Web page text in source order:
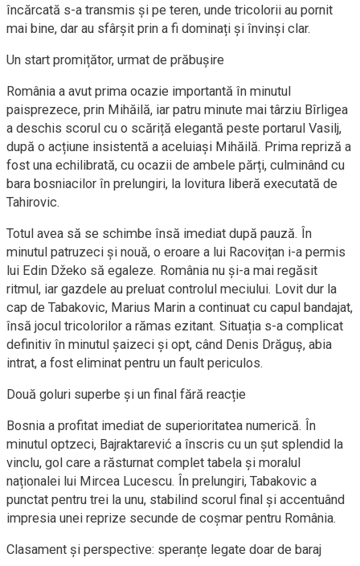
încărcată s-a transmis și pe teren, unde tricolorii au pornit
mai bine, dar au sfârșit prin a fi dominați și învinși clar.
Un start promițător, urmat de prăbușire
România a avut prima ocazie importantă în minutul
paisprezece, prin Mihăilă, iar patru minute mai târziu Bîrligea
a deschis scorul cu o scăriță elegantă peste portarul Vasilj,
după o acțiune insistentă a aceluiași Mihăilă. Prima repriză a
fost una echilibrată, cu ocazii de ambele părți, culminând cu
bara bosniacilor în prelungiri, la lovitura liberă executată de
Tahirovic.
Totul avea să se schimbe însă imediat după pauză. În
minutul patruzeci și nouă, o eroare a lui Racovițan i-a permis
lui Edin Džeko să egaleze. România nu și-a mai regăsit
ritmul, iar gazdele au preluat controlul meciului. Lovit dur la
cap de Tabakovic, Marius Marin a continuat cu capul bandajat,
însă jocul tricolorilor a rămas ezitant. Situația s-a complicat
definitiv în minutul șaizeci și opt, când Denis Drăguș, abia
intrat, a fost eliminat pentru un fault periculos.
Două goluri superbe și un final fără reacție
Bosnia a profitat imediat de superioritatea numerică. În
minutul optzeci, Bajraktarević a înscris cu un șut splendid la
vinclu, gol care a răsturnat complet tabela și moralul
naționalei lui Mircea Lucescu. În prelungiri, Tabakovic a
punctat pentru trei la unu, stabilind scorul final și accentuând
impresia unei reprize secunde de coșmar pentru România.
Clasament și perspective: speranțe legate doar de baraj